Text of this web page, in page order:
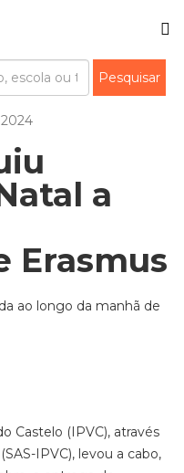
a
Erasmus
ao longo da manhã de
Castelo (IPVC), através
IPVC), levou a cabo,